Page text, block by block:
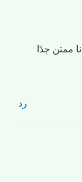
ممتن جدًا
رد